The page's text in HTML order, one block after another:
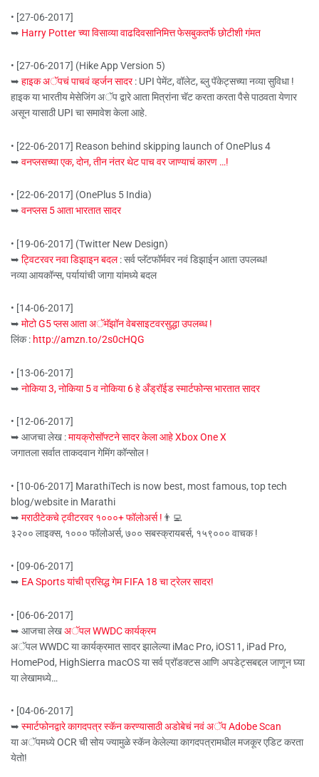
• [27-06-2017]
➥ Harry Potter च्या विसाव्या वाढदिवसानिमित्त फेसबुकतर्फे छोटीशी गंमत
• [27-06-2017] (Hike App Version 5)
➥ हाइक अॅपचं पाचवं व्हर्जन सादर: UPI पेमेंट, वॉलेट, ब्लु पॅकेट्सच्या नव्या सुविधा !
हाइक या भारतीय मेसेजिंग अॅप द्वारे आता मित्रांना चॅट करता करता पैसे पाठवता येणार
असून यासाठी UPI चा समावेश केला आहे.
• [22-06-2017] Reason behind skipping launch of OnePlus 4
➥ वनप्लसच्या एक, दोन, तीन नंतर थेट पाच वर जाण्याचं कारण …!
• [22-06-2017] (OnePlus 5 India)
➥ वनप्लस 5 आता भारतात सादर
• [19-06-2017] (Twitter New Design)
➥ ट्विटरवर नवा डिझाइन बदल: सर्व प्लॅटफॉर्मवर नवं डिझाईन आता उपलब्ध!
नव्या आयकॉन्स, पर्यायांची जागा यांमध्ये बदल
• [14-06-2017]
➥ मोटो G5 प्लस आता अॅमॅझॉन वेबसाइटवरसुद्धा उपलब्ध !
लिंक : http://amzn.to/2s0cHQG
• [13-06-2017]
➥ नोकिया 3, नोकिया 5 व नोकिया 6 हे अँड्रॉईड स्मार्टफोन्स भारतात सादर
• [12-06-2017]
➥ आजचा लेख :मायक्रोसॉफ्टने सादर केला आहे Xbox One X
जगातला सर्वात ताकदवान गेमिंग कॉन्सोल !
• [10-06-2017] MarathiTech is now best, most famous, top tech
blog/website in Marathi
➥ मराठीटेकचे ट्वीटरवर १०००+ फॉलोअर्स ! 👨‍💻
३२०० लाइक्स, १००० फॉलोअर्स, ७०० सबस्क्रायबर्स, १५९००० वाचक !
• [09-06-2017]
➥ EA Sports यांची प्रसिद्ध गेम FIFA 18 चा ट्रेलर सादर!
• [06-06-2017]
➥ आजचा लेखअॅपल WWDC कार्यक्रम
अॅपल WWDC या कार्यक्रमात सादर झालेल्या iMac Pro, iOS11, iPad Pro,
HomePod, HighSierra macOS या सर्व प्रॉडक्टस आणि अपडेट्सबद्दल जाणून घ्या
या लेखामध्ये…
• [04-06-2017]
➥ स्मार्टफोनद्वारे कागदपत्र स्कॅन करण्यासाठी अडोबेचं नवं अॅप Adobe Scan
या अॅपमध्ये OCR ची सोय ज्यामुळे स्कॅन केलेल्या कागदपत्रामधील मजकूर एडिट करता
येतो!